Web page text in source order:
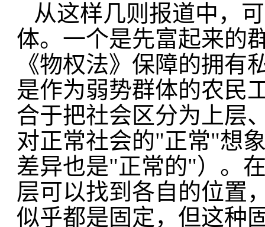
从这样几则报道中，
体。一个是先富起来的
《物权法》保障的拥有
是作为弱势群体的农民
合于把社会区分为上层
对正常社会的"正常"想
差异也是"正常的"）。
层可以找到各自的位置
似乎都是固定，但这种